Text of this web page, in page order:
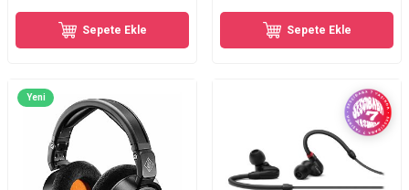
Sepete Ekle Sepete Ekle
Yeni